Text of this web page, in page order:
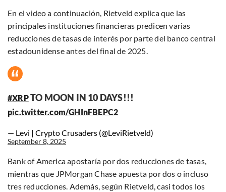
En el video a continuación, Rietveld explica que las
principales instituciones financieras predicen varias
reducciones de tasas de interés por parte del banco central
estadounidense antes del final de 2025.
#XRPTO MOON IN 10 DAYS!!!
pic.twitter.com/GHInFBEPC2
— Levi | Crypto Crusaders (@LeviRietveld)
September 8, 2025
Bank of America apostaría por dos reducciones de tasas,
mientras que JPMorgan Chase apuesta por dos o incluso
tres reducciones. Además, según Rietveld, casi todos los